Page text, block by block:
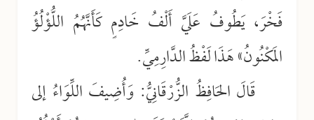
فَخْرَ، يَطُوفُ عَلَيَّ أَلْفُ خَادِمٍ كَأَنَّهُمُ اللُّؤْلُؤُ
المَكْنُونُ» هَذَا لَفْظُ الدَّارِمِيِّ.
قَالَ الحَافِظُ الزُّرْقَانِيُّ: وَأُضِيفَ اللِّوَاءُ إلى